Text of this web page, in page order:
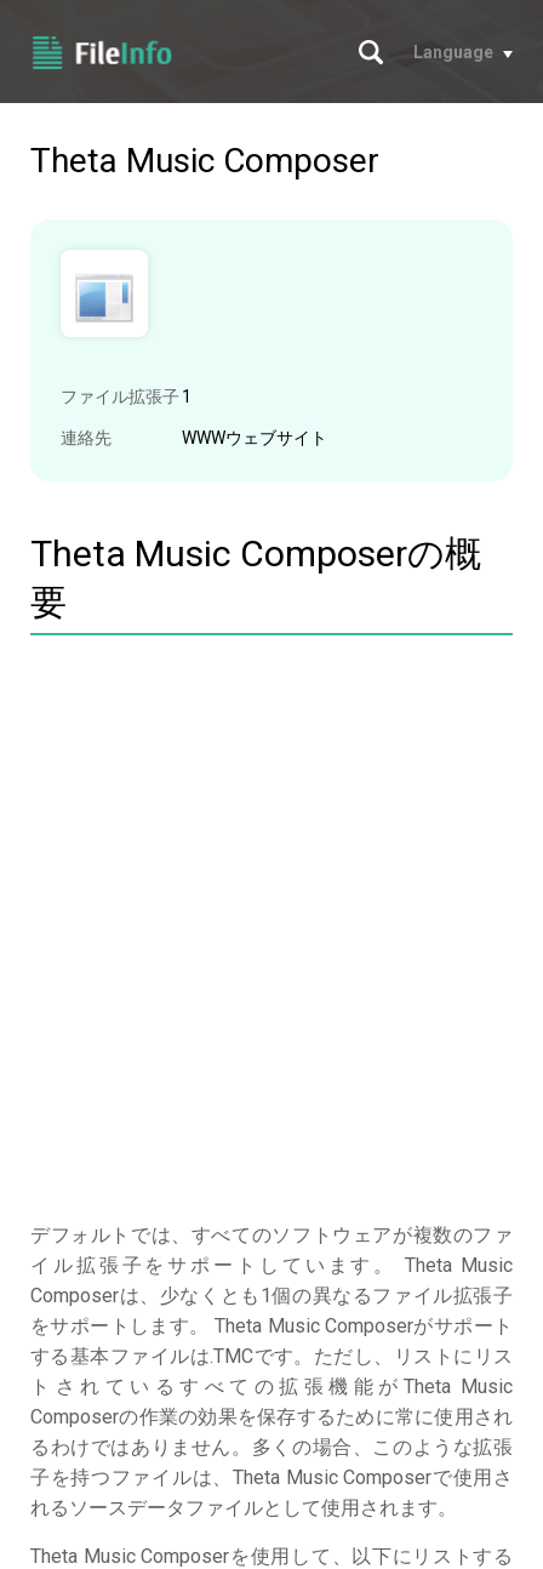
サーチ
Language
Theta Music Composer
ファイル拡張子1
連絡先 WWWウェブサイト
Theta Music Composerの概
要
デフォルトでは、すべてのソフトウェアが複数のファ
イル拡張子をサポートしています。 Theta Music
Composerは、少なくとも1個の異なるファイル拡張子
をサポートします。 Theta Music Composerがサポート
する基本ファイルは.TMCです。ただし、リストにリス
トされているすべての拡張機能がTheta Music
Composerの作業の効果を保存するために常に使用され
るわけではありません。多くの場合、このような拡張
子を持つファイルは、Theta Music Composerで使用さ
れるソースデータファイルとして使用されます。
Theta Music Composerを使用して、以下にリストする